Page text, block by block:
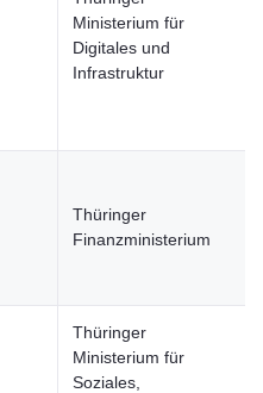
Ministerium für
Digitales und
Infrastruktur
Thüringer
Finanzministerium
Thüringer
Ministerium für
Soziales,